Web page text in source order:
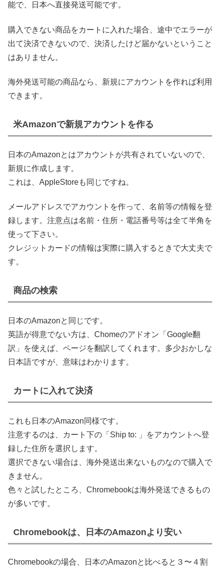
能で、日本へ直接発送可能です。
購入できない商品をカートに入れた場合、途中でエラーが
出て決済できないので、決済したけど届かないということ
はありません。
海外発送可能の商品なら、新規にアカウントを作れば利用
できます。
米Amazonで新規アカウントを作る
日本のAmazonとはアカウントが共有されていないので、
新規に作成します。
これは、AppleStoreも同じですね。
メールアドレスでアカウントを作って、名前等の情報を登
録します。注意点は名前・住所・電話番号等は全て半角を
使って下さい。
クレジットカードの情報は実際に購入するときで大丈夫で
す。
商品の検索
日本のAmazonと同じです。
英語が得意でない方は、Chomeのアドオン「Google翻
訳」を使えば、ページを翻訳してくれます。多少おかしな
日本語ですが、意味はわかります。
カートに入れて決済
これも日本のAmazon同様です。
注意するのは、カート下の「Ship to: 」をアカウントへ登
録した住所を選択します。
選択できない場合は、海外発送出来ないものなので購入で
きません。
色々と試したところ、Chromebookは海外発送できるもの
が多いです。
Chromebookは、日本のAmazonより安い
Chromebookの場合、日本のAmazonと比べると３〜４割